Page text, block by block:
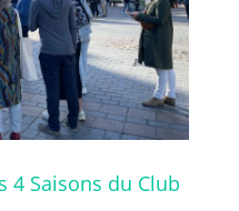
4 Saisons du Club